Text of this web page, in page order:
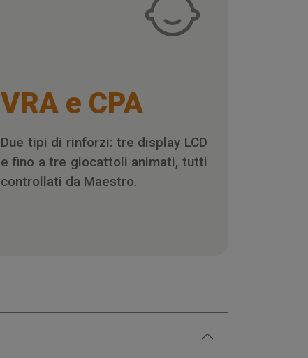
VRA e CPA
Due tipi di rinforzi: tre display LCD
e fino a tre giocattoli animati, tutti
controllati da Maestro.